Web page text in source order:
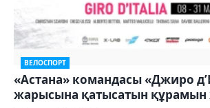
ВЕЛОСПОРТ
«Астана» командасы «Джиро
жарысына қатысатын